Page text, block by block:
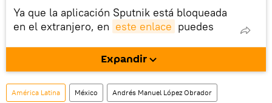
Ya que la aplicación Sputnik está bloqueada
en el extranjero, en este enlace puedes
móvil (¡solo para Android!).
También tenemos una cuenta en la red
social rusa VK .
Expandir
América Latina México Andrés Manuel López Obrador